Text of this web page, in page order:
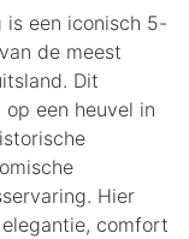
is een iconisch 5-
de meest
Dit
een heuvel in
Hier
comfort